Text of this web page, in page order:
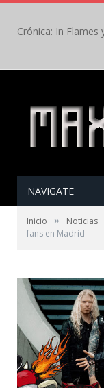
NAVIGATE
Inicio » Noticias
fans en Madrid